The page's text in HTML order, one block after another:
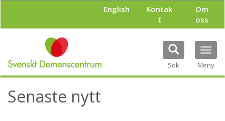
l
English
Kontak
t
Om
oss
Sök Meny
Senaste nytt